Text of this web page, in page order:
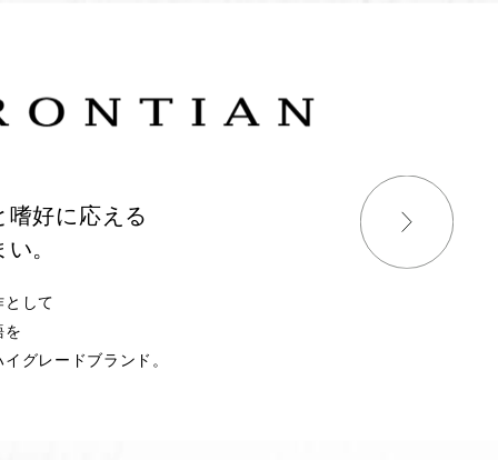
嗜好に応える
。
として
を
イグレードブランド。